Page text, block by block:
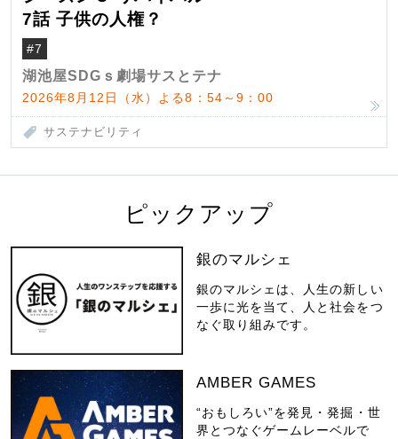
7話 子供の人権？
#7
湖池屋SDGｓ劇場サスとテナ
2026年8月12日（水）よる8：54～9：00
サステナビリティ
ピックアップ
銀のマルシェ
銀のマルシェは、人生の新しい
一歩に光を当て、人と社会をつ
なぐ取り組みです。
AMBER GAMES
“おもしろい”を発見・発掘・世
界とつなぐゲームレーベルで